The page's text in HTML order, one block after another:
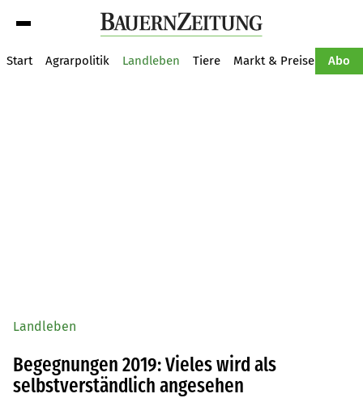
Start Agrarpolitik Landleben Tiere Markt & Preise Abo
Landleben
Begegnungen 2019: Vieles wird als
selbstverständlich angesehen